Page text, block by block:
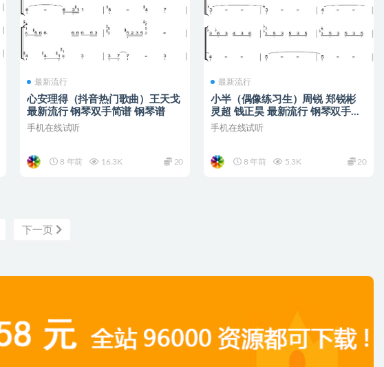
最新流行
心安理得（抖音热门歌曲）王天戈
最新流行 钢琴双手简谱 钢琴谱
手机在线试听
8 年前 16.3K 20
最新流行
小半（偶像练习生）周锐 郑锐彬
灵超 钱正昊 最新流行 钢琴双手简
谱 钢琴谱
手机在线试听
8 年前 5.3K 20
下一页